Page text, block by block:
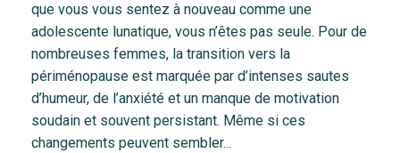
que vous vous sentez à nouveau comme une
adolescente lunatique, vous n’êtes pas seule. Pour de
nombreuses femmes, la transition vers la
périménopause est marquée par d’intenses sautes
d’humeur, de l’anxiété et un manque de motivation
soudain et souvent persistant. Même si ces
changements peuvent sembler...